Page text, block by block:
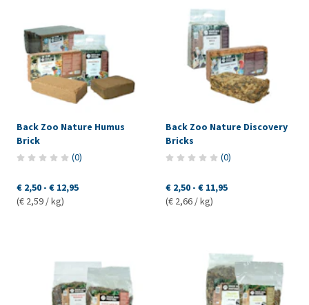
Back Zoo Nature Humus
Brick
(0)
€ 2,50 - € 12,95
(€ 2,59 / kg)
Back Zoo Nature Discovery
Bricks
(0)
€ 2,50 - € 11,95
(€ 2,66 / kg)